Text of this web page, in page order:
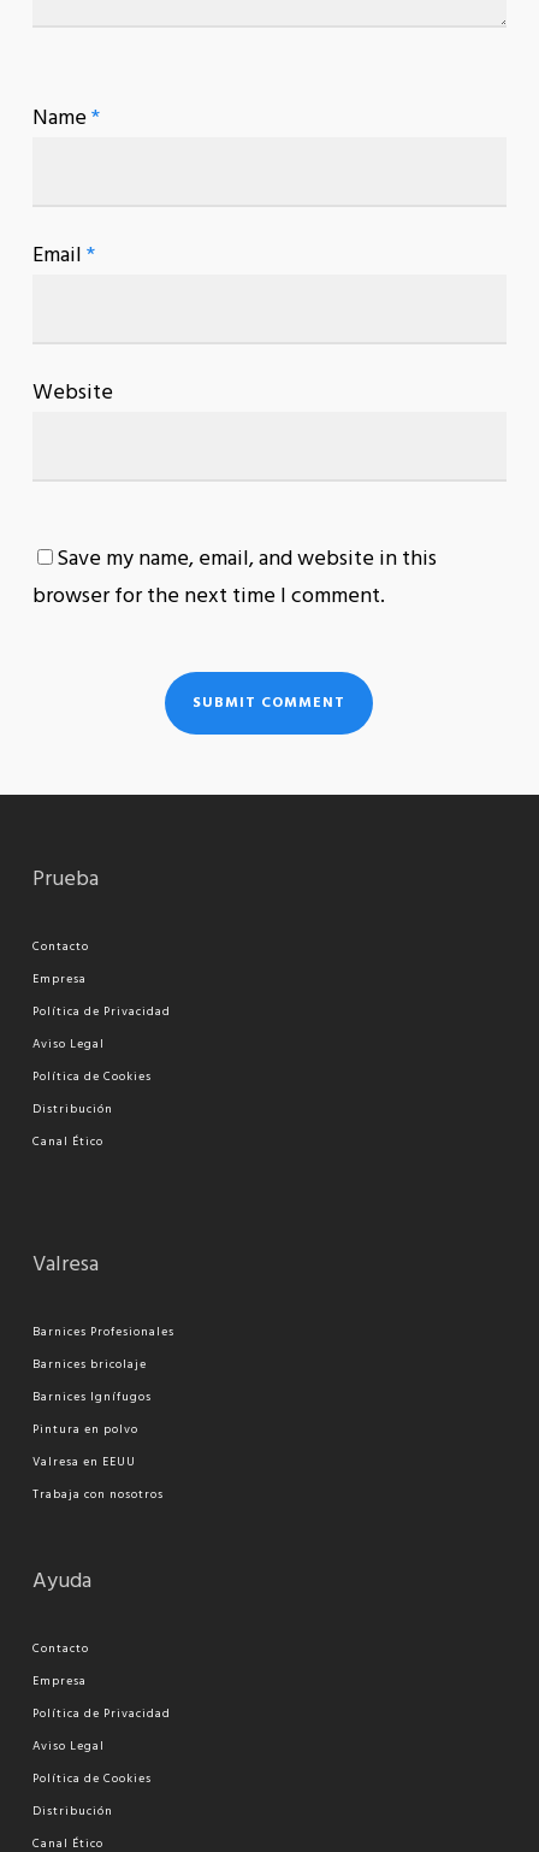
Name*
Email*
Website
Save my name, email, and website in this
browser for the next time I comment.
Prueba
Contacto
Empresa
Política de Privacidad
Aviso Legal
Política de Cookies
Distribución
Canal Ético
Valresa
Barnices Profesionales
Barnices bricolaje
Barnices Ignífugos
Pintura en polvo
Valresa en EEUU
Trabaja con nosotros
Ayuda
Contacto
Empresa
Política de Privacidad
Aviso Legal
Política de Cookies
Distribución
Canal Ético